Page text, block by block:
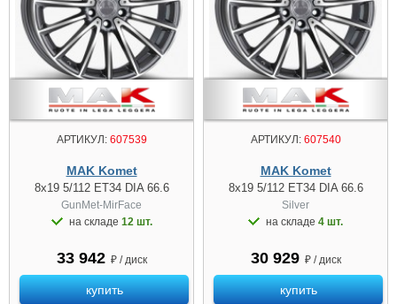
АРТИКУЛ:607539
MAK Komet
8x19 5/112 ET34 DIA 66.6
GunMet-MirFace
на складе 12 шт.
33 942 ₽ / диск
купить
АРТИКУЛ:607540
MAK Komet
8x19 5/112 ET34 DIA 66.6
Silver
на складе 4 шт.
30 929 ₽ / диск
купить